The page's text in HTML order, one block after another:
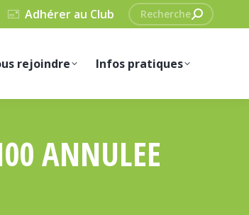
Adhérer au Club
Recherche
:
rejoindre Infos pratiques
ANNULEE